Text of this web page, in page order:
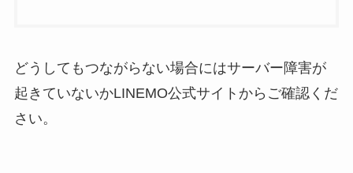
どうしてもつながらない場合にはサーバー障害が
起きていないかLINEMO公式サイトからご確認くだ
さい。